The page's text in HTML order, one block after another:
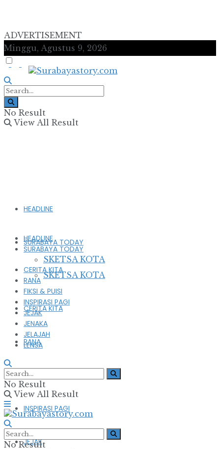
ADVERTISEMENT
Minggu, Agustus 9, 2026
No Result
View All Result
HEADLINE
SURABAYA TODAY
SKETSA KOTA
CERITA KITA
RANA
FIKSI & PUISI
INSPIRASI PAGI
JEJAK
HEADLINE
SURABAYA TODAY
SKETSA KOTA
CERITA KITA
RANA
FIKSI & PUISI
INSPIRASI PAGI
JEJAK
JENAKA
JELAJAH
LENSA
No Result
View All Result
No Result